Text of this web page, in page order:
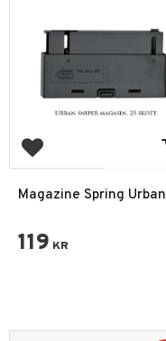
Add to favorites
Magazine Spring Urban
119 KR